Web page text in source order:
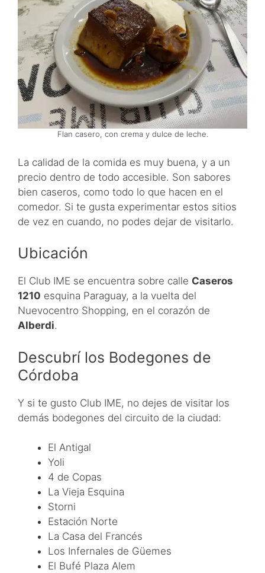
Flan casero, con crema y dulce de leche.
La calidad de la comida es muy buena, y a un
precio dentro de todo accesible. Son sabores
bien caseros, como todo lo que hacen en el
comedor. Si te gusta experimentar estos sitios
de vez en cuando, no podes dejar de visitarlo.
Ubicación
El Club IME se encuentra sobre calle Caseros
1210 esquina Paraguay, a la vuelta del
Nuevocentro Shopping, en el corazón de
Alberdi.
Descubrí los Bodegones de
Córdoba
Y si te gusto Club IME, no dejes de visitar los
demás bodegones del circuito de la ciudad:
El Antigal
Yoli
4 de Copas
La Vieja Esquina
Storni
Estación Norte
La Casa del Francés
Los Infernales de Güemes
El Bufé Plaza Alem